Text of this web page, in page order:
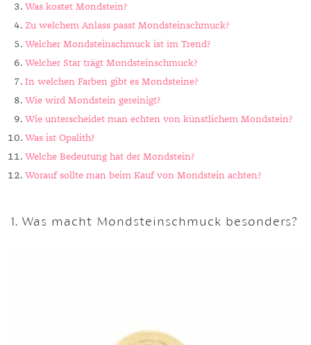
Was kostet Mondstein?
Zu welchem Anlass passt Mondsteinschmuck?
Welcher Mondsteinschmuck ist im Trend?
Welcher Star trägt Mondsteinschmuck?
In welchen Farben gibt es Mondsteine?
Wie wird Mondstein gereinigt?
Wie unterscheidet man echten von künstlichem Mondstein?
Was ist Opalith?
Welche Bedeutung hat der Mondstein?
Worauf sollte man beim Kauf von Mondstein achten?
1. Was macht Mondsteinschmuck besonders?